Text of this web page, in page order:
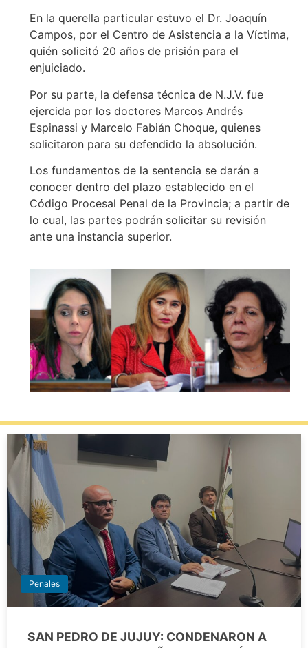
En la querella particular estuvo el Dr. Joaquín
Campos, por el Centro de Asistencia a la Víctima,
quién solicitó 20 años de prisión para el
enjuiciado.
Por su parte, la defensa técnica de N.J.V. fue
ejercida por los doctores Marcos Andrés
Espinassi y Marcelo Fabián Choque, quienes
solicitaron para su defendido la absolución.
Los fundamentos de la sentencia se darán a
conocer dentro del plazo establecido en el
Código Procesal Penal de la Provincia; a partir de
lo cual, las partes podrán solicitar su revisión
ante una instancia superior.
Penales
SAN PEDRO DE JUJUY: CONDENARON A